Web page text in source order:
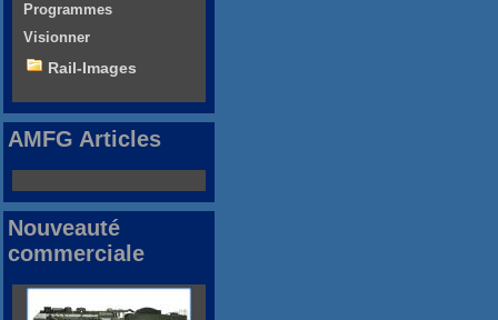
Programmes
Visionner
Rail-Images
AMFG Articles
Nouveauté
commerciale